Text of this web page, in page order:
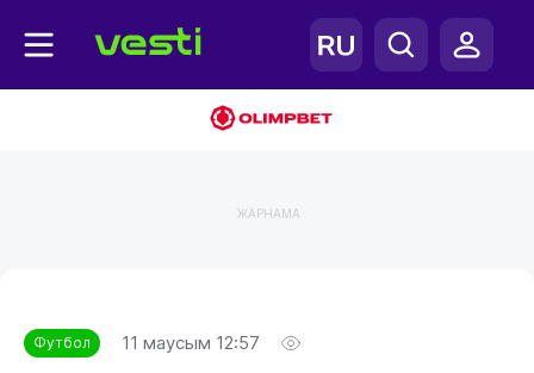
ЖАРНАМА
Футбол 11 маусым 12:57